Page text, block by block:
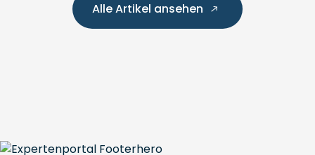
Alle Artikel ansehen